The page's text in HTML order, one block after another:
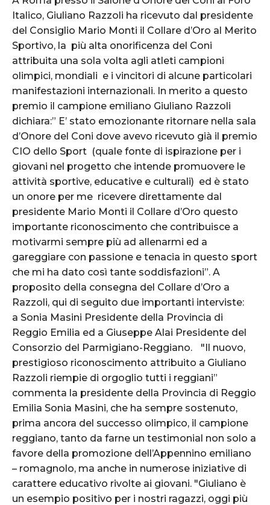
Italico, Giuliano Razzoli ha ricevuto dal presidente
del Consiglio Mario Monti il Collare d’Oro al Merito
Sportivo, la più alta onorificenza del Coni
attribuita una sola volta agli atleti campioni
olimpici, mondiali e i vincitori di alcune particolari
manifestazioni internazionali. In merito a questo
premio il campione emiliano Giuliano Razzoli
dichiara:” E’ stato emozionante ritornare nella sala
d’Onore del Coni dove avevo ricevuto già il premio
CIO dello Sport (quale fonte di ispirazione per i
giovani nel progetto che intende promuovere le
attività sportive, educative e culturali) ed è stato
un onore per me ricevere direttamente dal
presidente Mario Monti il Collare d’Oro questo
importante riconoscimento che contribuisce a
motivarmi sempre più ad allenarmi ed a
gareggiare con passione e tenacia in questo sport
che mi ha dato così tante soddisfazioni”. A
proposito della consegna del Collare d’Oro a
Razzoli, qui di seguito due importanti interviste:
a Sonia Masini Presidente della Provincia di
Reggio Emilia ed a Giuseppe Alai Presidente del
Consorzio del Parmigiano-Reggiano. "Il nuovo,
prestigioso riconoscimento attribuito a Giuliano
Razzoli riempie di orgoglio tutti i reggiani”
commenta la presidente della Provincia di Reggio
Emilia Sonia Masini, che ha sempre sostenuto,
prima ancora del successo olimpico, il campione
reggiano, tanto da farne un testimonial non solo a
favore della promozione dell’Appennino emiliano
– romagnolo, ma anche in numerose iniziative di
carattere educativo rivolte ai giovani. "Giuliano è
un esempio positivo per i nostri ragazzi, oggi più